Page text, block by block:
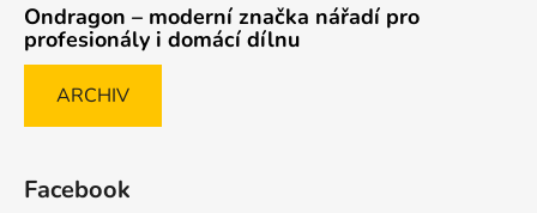
Ondragon – moderní značka nářadí pro
profesionály i domácí dílnu
ARCHIV
Facebook